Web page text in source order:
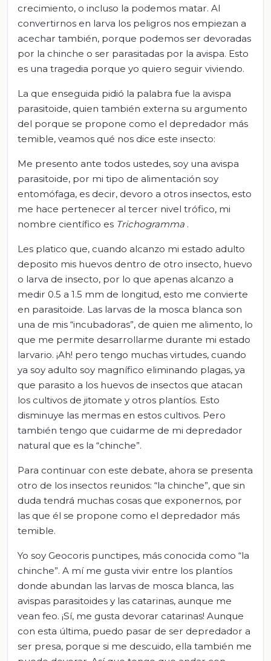
crecimiento, o incluso la podemos matar. Al
convertirnos en larva los peligros nos empiezan a
acechar también, porque podemos ser devoradas
por la chinche o ser parasitadas por la avispa. Esto
es una tragedia porque yo quiero seguir viviendo.
La que enseguida pidió la palabra fue la avispa
parasitoide, quien también externa su argumento
del porque se propone como el depredador más
temible, veamos qué nos dice este insecto:
Me presento ante todos ustedes, soy una avispa
parasitoide, por mi tipo de alimentación soy
entomófaga, es decir, devoro a otros insectos, esto
me hace pertenecer al tercer nivel trófico, mi
nombre científico es Trichogramma .
Les platico que, cuando alcanzo mi estado adulto
deposito mis huevos dentro de otro insecto, huevo
o larva de insecto, por lo que apenas alcanzo a
medir 0.5 a 1.5 mm de longitud, esto me convierte
en parasitoide. Las larvas de la mosca blanca son
una de mis “incubadoras”, de quien me alimento, lo
que me permite desarrollarme durante mi estado
larvario. ¡Ah! pero tengo muchas virtudes, cuando
ya soy adulto soy magnífico eliminando plagas, ya
que parasito a los huevos de insectos que atacan
los cultivos de jitomate y otros plantíos. Esto
disminuye las mermas en estos cultivos. Pero
también tengo que cuidarme de mi depredador
natural que es la “chinche”.
Para continuar con este debate, ahora se presenta
otro de los insectos reunidos: “la chinche”, que sin
duda tendrá muchas cosas que exponernos, por
las que él se propone como el depredador más
temible.
Yo soy Geocoris punctipes, más conocida como “la
chinche”. A mí me gusta vivir entre los plantíos
donde abundan las larvas de mosca blanca, las
avispas parasitoides y las catarinas, aunque me
vean feo. ¡Sí, me gusta devorar catarinas! Aunque
con esta última, puedo pasar de ser depredador a
ser presa, porque si me descuido, ella también me